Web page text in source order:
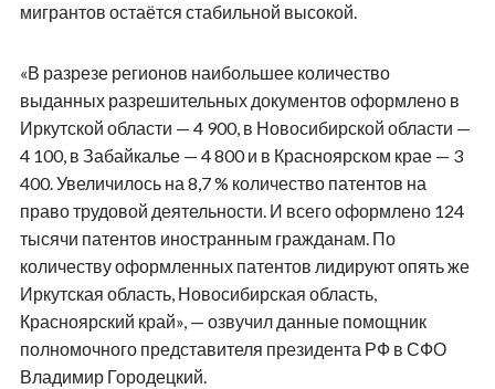
мигрантов остаётся стабильной высокой.
«В разрезе регионов наибольшее количество
выданных разрешительных документов оформлено в
Иркутской области — 4 900, в Новосибирской области —
4 100, в Забайкалье — 4 800 и в Красноярском крае — 3
400. Увеличилось на 8,7 % количество патентов на
право трудовой деятельности. И всего оформлено 124
тысячи патентов иностранным гражданам. По
количеству оформленных патентов лидируют опять же
Иркутская область, Новосибирская область,
Красноярский край», — озвучил данные помощник
полномочного представителя президента РФ в СФО
Владимир Городецкий.